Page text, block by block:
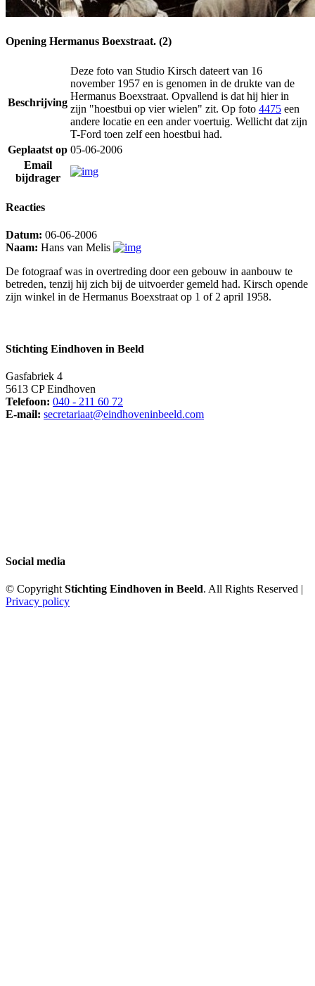
Opening Hermanus Boexstraat. (2)
Beschrijving
Deze foto van Studio Kirsch dateert van 16
november 1957 en is genomen in de drukte van de
Hermanus Boexstraat. Opvallend is dat hij hier in
zijn "hoestbui op vier wielen" zit. Op foto 4475 een
andere locatie en een ander voertuig. Wellicht dat zijn
T-Ford toen zelf een hoestbui had.
Geplaatst op 05-06-2006
Email
bijdrager
Reacties
Datum: 06-06-2006
Naam: Hans van Melis
De fotograaf was in overtreding door een gebouw in aanbouw te
betreden, tenzij hij zich bij de uitvoerder gemeld had. Kirsch opende
zijn winkel in de Hermanus Boexstraat op 1 of 2 april 1958.
Stichting Eindhoven in Beeld
Gasfabriek 4
5613 CP Eindhoven
Telefoon: 040 - 211 60 72
E-mail: secretariaat@eindhoveninbeeld.com
Social media
© CopyrightStichting Eindhoven in Beeld. All Rights Reserved |
Privacy policy